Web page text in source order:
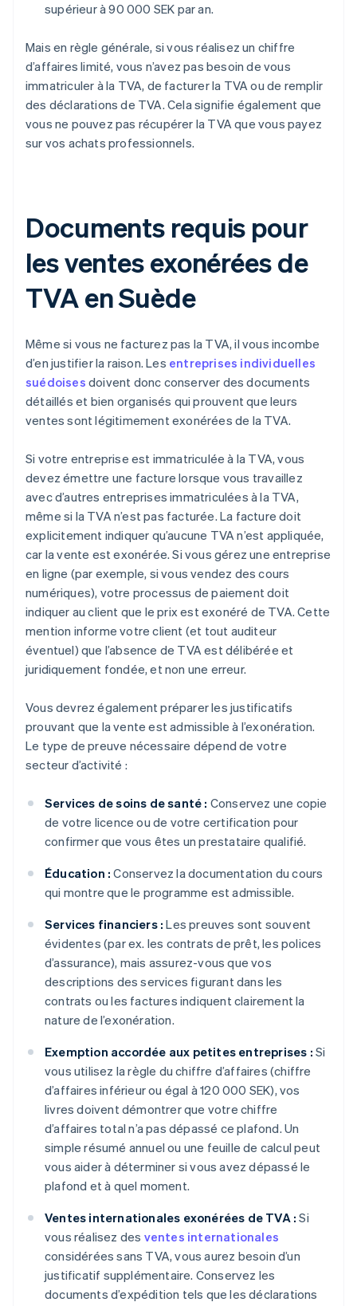
supérieur à 90 000 SEK par an.
Mais en règle générale, si vous réalisez un chiffre
d’affaires limité, vous n’avez pas besoin de vous
immatriculer à la TVA, de facturer la TVA ou de remplir
des déclarations de TVA. Cela signifie également que
vous ne pouvez pas récupérer la TVA que vous payez
sur vos achats professionnels.
Documents requis pour
les ventes exonérées de
TVA en Suède
Même si vous ne facturez pas la TVA, il vous incombe
d’en justifier la raison. Les entreprises individuelles
suédoises doivent donc conserver des documents
détaillés et bien organisés qui prouvent que leurs
ventes sont légitimement exonérées de la TVA.
Si votre entreprise est immatriculée à la TVA, vous
devez émettre une facture lorsque vous travaillez
avec d’autres entreprises immatriculées à la TVA,
même si la TVA n’est pas facturée. La facture doit
explicitement indiquer qu’aucune TVA n’est appliquée,
car la vente est exonérée. Si vous gérez une entreprise
en ligne (par exemple, si vous vendez des cours
numériques), votre processus de paiement doit
indiquer au client que le prix est exonéré de TVA. Cette
mention informe votre client (et tout auditeur
éventuel) que l’absence de TVA est délibérée et
juridiquement fondée, et non une erreur.
Vous devrez également préparer les justificatifs
prouvant que la vente est admissible à l’exonération.
Le type de preuve nécessaire dépend de votre
secteur d’activité :
Services de soins de santé : Conservez une copie
de votre licence ou de votre certification pour
confirmer que vous êtes un prestataire qualifié.
Éducation : Conservez la documentation du cours
qui montre que le programme est admissible.
Services financiers : Les preuves sont souvent
évidentes (par ex. les contrats de prêt, les polices
d’assurance), mais assurez-vous que vos
descriptions des services figurant dans les
contrats ou les factures indiquent clairement la
nature de l’exonération.
Exemption accordée aux petites entreprises : Si
vous utilisez la règle du chiffre d’affaires (chiffre
d’affaires inférieur ou égal à 120 000 SEK), vos
livres doivent démontrer que votre chiffre
d’affaires total n’a pas dépassé ce plafond. Un
simple résumé annuel ou une feuille de calcul peut
vous aider à déterminer si vous avez dépassé le
plafond et à quel moment.
Ventes internationales exonérées de TVA : Si
vous réalisez des ventes internationales
considérées sans TVA, vous aurez besoin d’un
justificatif supplémentaire. Conservez les
documents d’expédition tels que les déclarations